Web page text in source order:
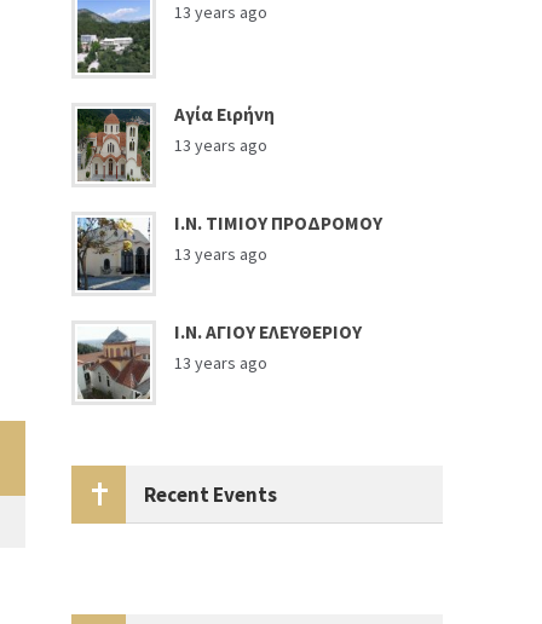
13 years ago
Αγία Ειρήνη
13 years ago
Ι.Ν. ΤΙΜΙΟΥ ΠΡΟΔΡΟΜΟΥ
13 years ago
Ι.Ν. ΑΓΙΟΥ ΕΛΕΥΘΕΡΙΟΥ
13 years ago
Recent Events